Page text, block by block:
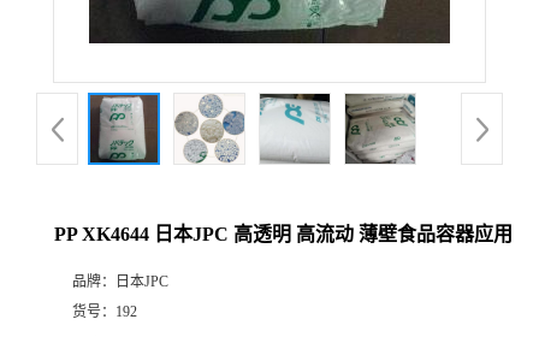
PP XK4644 日本JPC 高透明 高流动 薄壁食品容器应用
品牌：
日本JPC
货号： 192